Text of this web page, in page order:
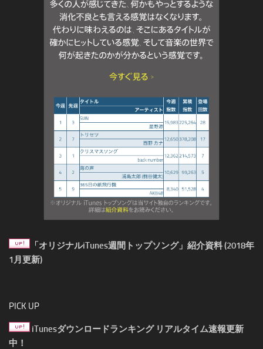
「オリジナルiTunes週間トップソング」紹介資料 (2018年
1月更新)
PICK UP
iTunesダウンロードランキング リアルタイム速報更新
中！